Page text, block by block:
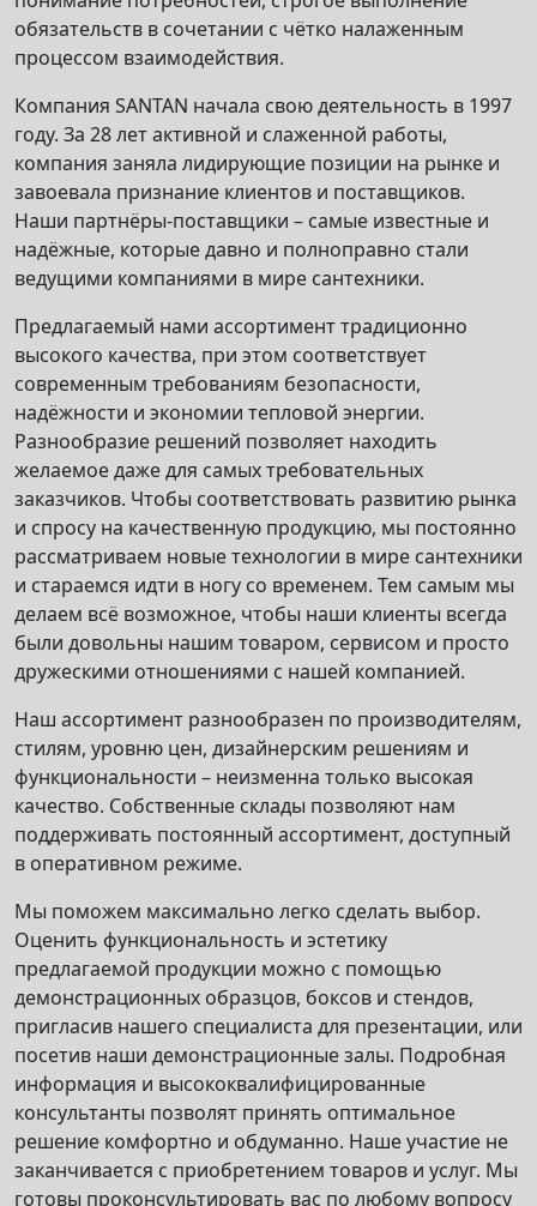
обязательств в сочетании с чётко налаженным
процессом взаимодействия.
Компания SANTAN начала свою деятельность в 1997
году. За 28 лет активной и слаженной работы,
компания заняла лидирующие позиции на рынке и
завоевала признание клиентов и поставщиков.
Наши партнёры-поставщики – самые известные и
надёжные, которые давно и полноправно стали
ведущими компаниями в мире сантехники.
Предлагаемый нами ассортимент традиционно
высокого качества, при этом соответствует
современным требованиям безопасности,
надёжности и экономии тепловой энергии.
Разнообразие решений позволяет находить
желаемое даже для самых требовательных
заказчиков. Чтобы соответствовать развитию рынка
и спросу на качественную продукцию, мы постоянно
рассматриваем новые технологии в мире сантехники
и стараемся идти в ногу со временем. Тем самым мы
делаем всё возможное, чтобы наши клиенты всегда
были довольны нашим товаром, сервисом и просто
дружескими отношениями с нашей компанией.
Наш ассортимент разнообразен по производителям,
стилям, уровню цен, дизайнерским решениям и
функциональности – неизменна только высокая
качество. Собственные склады позволяют нам
поддерживать постоянный ассортимент, доступный
в оперативном режиме.
Мы поможем максимально легко сделать выбор.
Оценить функциональность и эстетику
предлагаемой продукции можно с помощью
демонстрационных образцов, боксов и стендов,
пригласив нашего специалиста для презентации, или
посетив наши демонстрационные залы. Подробная
информация и высококвалифицированные
консультанты позволят принять оптимальное
решение комфортно и обдуманно. Наше участие не
заканчивается с приобретением товаров и услуг. Мы
готовы проконсультировать вас по любому вопросу